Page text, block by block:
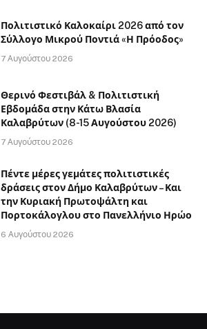
Πολιτιστικό Καλοκαίρι 2026 από τον
Σύλλογο Μικρού Ποντιά «Η Πρόοδος»
7 Αυγούστου 2026
Θερινό Φεστιβάλ & Πολιτιστική
Εβδομάδα στην Κάτω Βλασία
Καλαβρύτων (8-15 Αυγούστου 2026)
7 Αυγούστου 2026
Πέντε μέρες γεμάτες πολιτιστικές
δράσεις στον Δήμο Καλαβρύτων – Και
την Κυριακή Πρωτοψάλτη και
Πορτοκάλογλου στο Πανελλήνιο Ηρώο
6 Αυγούστου 2026